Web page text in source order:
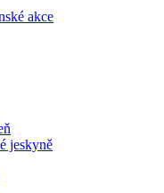
akce
jeskyně